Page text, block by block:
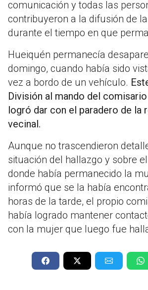
comunicación y todas las
contribuyeron a la difusión de
durante el tiempo en que
Hueiquén permanecía
domingo, cuando había sido
vez a bordo de un vehículo.
División al mando del
logró dar con el paradero de la
vecinal.
Aunque no trascendieron
situación del hallazgo y sobre
donde había permanecido la
informó que se la había
horas de la tarde, el propio
había logrado mantener
con la mujer que luego fue